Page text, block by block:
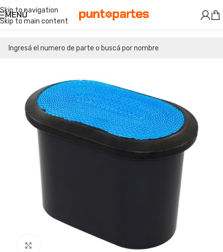
Skip to navigation
Skip to main content
MENÚ